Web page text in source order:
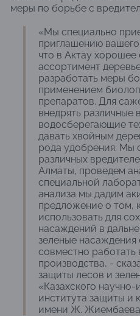
меры по борьбе с
«Мы специально
приглашению
что в Актау хорошее
ассортимент
разработать меры
применением
препаратов. Для
внедрять различные
водосберегающие
давать хвойным
рода удобрения. Мы
различных
Алматы, проведем
специальной
анализа мы дадим
предложение о том,
использовать для
насаждений в
зеленые
совместно работать
производства, -
защиты лесов и
«Казахского
института защиты и
имени Ж.